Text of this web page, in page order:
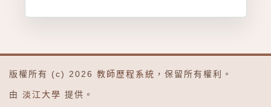
版權所有 (c) 2026 教師歷程系統 ，保留所有權利。
由 淡江大學 提供。